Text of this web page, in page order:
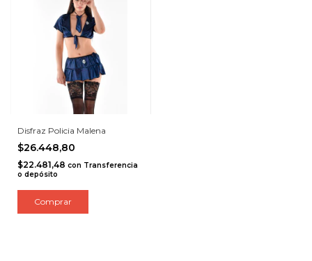
Disfraz Policia Malena
$26.448,80
$22.481,48 con Transferencia
o depósito